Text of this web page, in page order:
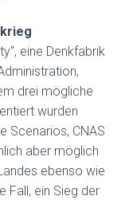
eine Denkfabrik
drei mögliche
wurden
Scenarios, CNAS
aber möglich
ebenso wie
Fall, ein Sieg der